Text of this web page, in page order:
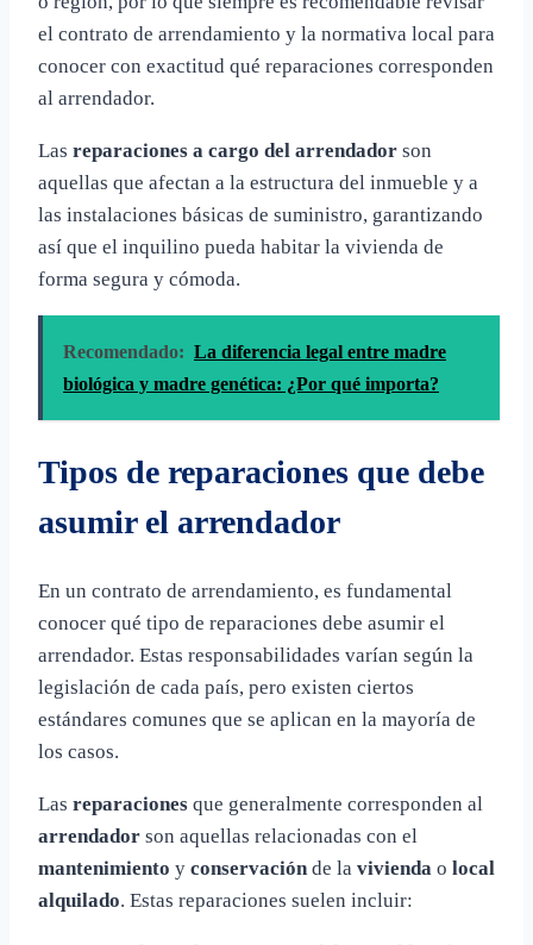
el contrato de arrendamiento y la normativa local para
conocer con exactitud qué reparaciones corresponden
al arrendador.
Las reparaciones a cargo del arrendador son
aquellas que afectan a la estructura del inmueble y a
las instalaciones básicas de suministro, garantizando
así que el inquilino pueda habitar la vivienda de
forma segura y cómoda.
Recomendado: La diferencia legal entre madre
biológica y madre genética: ¿Por qué importa?
Tipos de reparaciones que debe
asumir el arrendador
En un contrato de arrendamiento, es fundamental
conocer qué tipo de reparaciones debe asumir el
arrendador. Estas responsabilidades varían según la
legislación de cada país, pero existen ciertos
estándares comunes que se aplican en la mayoría de
los casos.
Las reparaciones que generalmente corresponden al
arrendador son aquellas relacionadas con el
mantenimiento y conservaciónde la vivienda o local
alquilado. Estas reparaciones suelen incluir: